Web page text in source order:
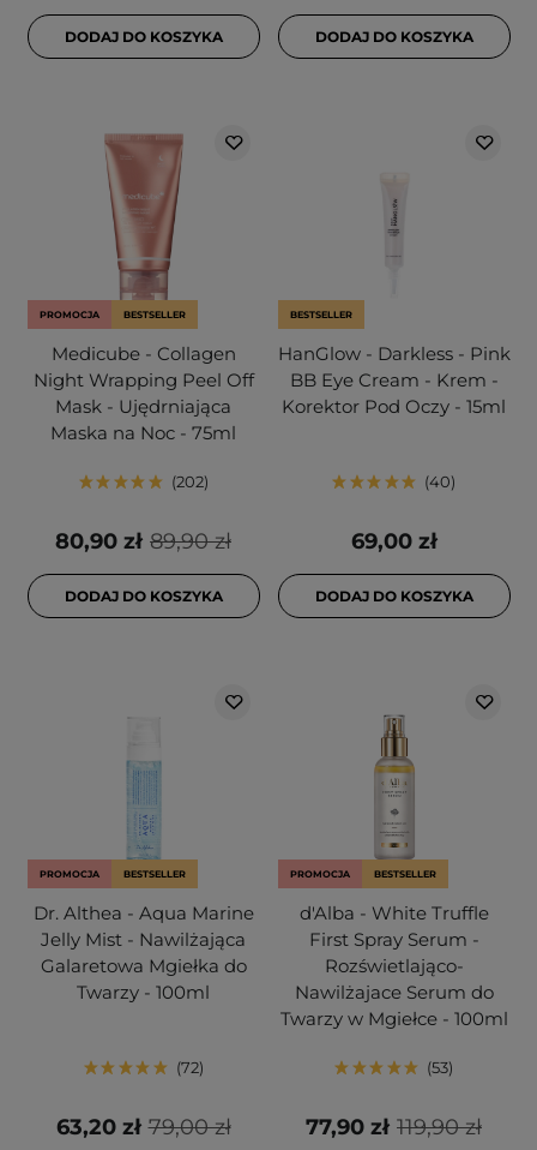
DODAJ DO KOSZYKA DODAJ DO KOSZYKA
PROMOCJA BESTSELLER
Medicube - Collagen
Night Wrapping Peel Off
Mask - Ujędrniająca
Maska na Noc - 75ml
202
89,90 zł
80,90 zł
DODAJ DO KOSZYKA
BESTSELLER
HanGlow - Darkless - Pink
BB Eye Cream - Krem -
Korektor Pod Oczy - 15ml
40
69,00 zł
DODAJ DO KOSZYKA
PROMOCJA BESTSELLER
Dr. Althea - Aqua Marine
Jelly Mist - Nawilżająca
Galaretowa Mgiełka do
Twarzy - 100ml
72
79,00 zł
63,20 zł
PROMOCJA BESTSELLER
d'Alba - White Truffle
First Spray Serum -
Rozświetlająco-
Nawilżajace Serum do
Twarzy w Mgiełce - 100ml
53
119,90 zł
77,90 zł